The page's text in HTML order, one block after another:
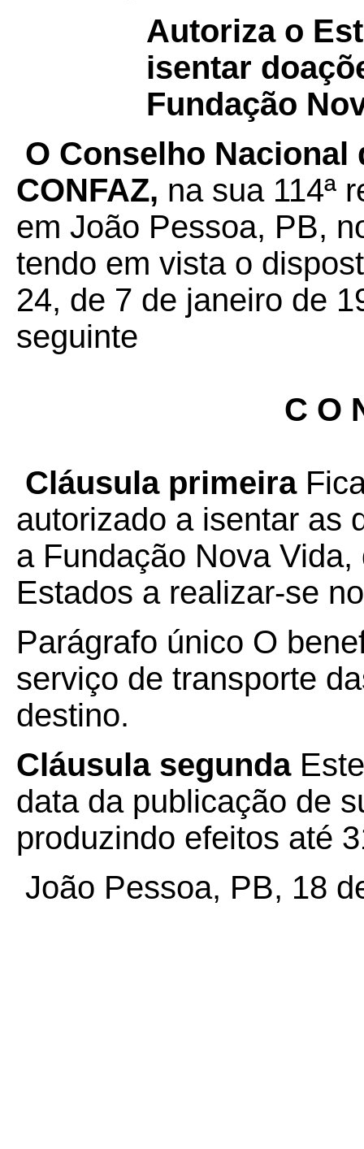
Autoriza o
isentar
Fundação
O Conselho Nacional
CONFAZ, na sua 114ª
em João Pessoa, PB,
tendo em vista o
24, de 7 de janeiro de
seguinte
C O
Cláusula primeira
autorizado a isentar as
a Fundação Nova
Estados a realizar-se
Parágrafo único O
serviço de transporte
destino.
Cláusula segunda
data da publicação de
produzindo efeitos até
João Pessoa, PB, 18